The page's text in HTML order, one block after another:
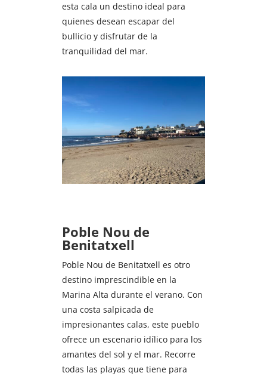
esta cala un destino ideal para
quienes desean escapar del
bullicio y disfrutar de la
tranquilidad del mar.
Poble Nou de
Benitatxell
Poble Nou de Benitatxell es otro
destino imprescindible en la
Marina Alta durante el verano. Con
una costa salpicada de
impresionantes calas, este pueblo
ofrece un escenario idílico para los
amantes del sol y el mar. Recorre
todas las playas que tiene para